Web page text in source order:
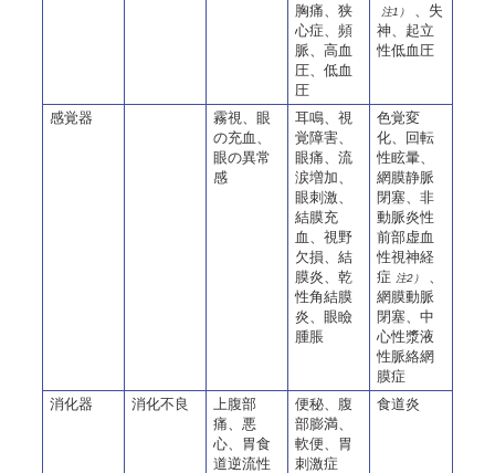
胸痛、狭
心症、頻
脈、高血
圧、低血
圧
注1）
、失
神、起立
性低血圧
感覚器
霧視、眼
の充血、
眼の異常
感
耳鳴、視
覚障害、
眼痛、流
涙増加、
眼刺激、
結膜充
血、視野
欠損、結
膜炎、乾
性角結膜
炎、眼瞼
腫脹
色覚変
化、回転
性眩暈、
網膜静脈
閉塞、非
動脈炎性
前部虚血
性視神経
症 注2）
網膜動脈
閉塞、中
心性漿液
性脈絡網
膜症
消化器
消化不良
上腹部
痛、悪
心、胃食
道逆流性
便秘、腹
部膨満、
軟便、胃
刺激症
食道炎